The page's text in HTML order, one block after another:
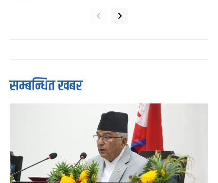
‹ ›
सम्बन्धित खबर